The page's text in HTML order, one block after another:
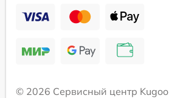
© 2026 Сервисный центр Kugoo